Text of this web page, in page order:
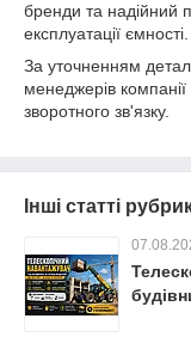
бренди та надійний
експлуатації ємності.
За уточненням
менеджерів
зворотного зв'язку.
Інші статті